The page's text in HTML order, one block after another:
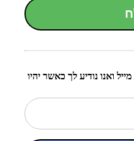
ואנו נודיע לך כאשר יהיו